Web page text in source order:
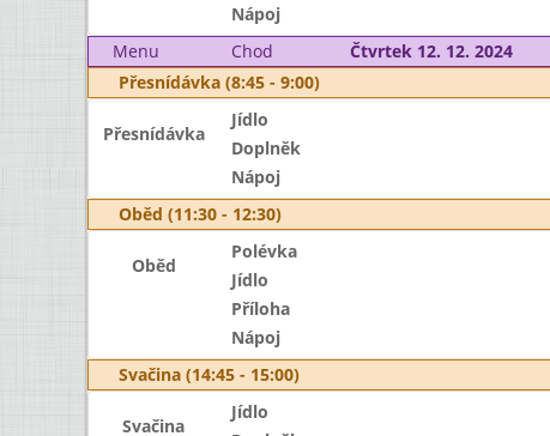
Nápoj
Menu
Chod Čtvrtek 12. 12. 2024
Přesnídávka (8:45 - 9:00)
Přesnídávka
Jídlo
Doplněk
Nápoj
Oběd (11:30 - 12:30)
Oběd
Polévka
Jídlo
Příloha
Nápoj
Svačina (14:45 - 15:00)
Svačina
Jídlo